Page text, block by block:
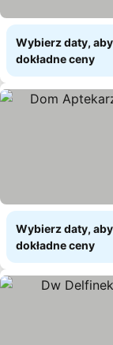
Wybierz daty,
dokładne ceny
Wybierz daty,
dokładne ceny